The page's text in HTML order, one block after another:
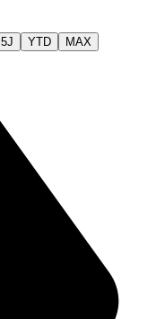
5J YTD MAX